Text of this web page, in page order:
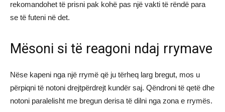
rekomandohet të prisni pak kohë pas një vakti të rëndë para
se të futeni në det.
Mësoni si të reagoni ndaj rrymave
Nëse kapeni nga një rrymë që ju tërheq larg bregut, mos u
përpiqni të notoni drejtpërdrejt kundër saj. Qëndroni të qetë dhe
notoni paralelisht me bregun derisa të dilni nga zona e rrymës.